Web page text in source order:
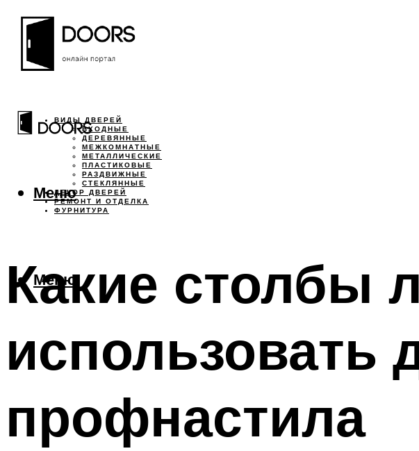
ВИДЫ ДВЕРЕЙ
ВХОДНЫЕ
ДЕРЕВЯННЫЕ
МЕЖКОМНАТНЫЕ
МЕТАЛЛИЧЕСКИЕ
ПЛАСТИКОВЫЕ
РАЗДВИЖНЫЕ
СТЕКЛЯННЫЕ
ДЕКОР ДВЕРЕЙ
РЕМОНТ И ОТДЕЛКА
ФУРНИТУРА
Меню
Меню
Какие столбы
использовать
профнастила